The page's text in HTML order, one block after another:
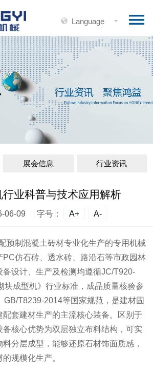
Language
展会信息 行业资讯
行业科普与技术应用解析
06-09 字号： A+ A-
制混凝土砖材专业化生产的专用机械
仿石砖、透水砖、路沿石等市政园林
设计、生产及检测均遵循JC/T920-
块成型机》行业标准，成品质量核验参
GB/T8239-2014等国家规范，是建材固
配套建材生产的主流核心装备。区别于
核心优势为双层独立布料结构，可实
分层成型，能够还原石材饰面质感，
规模化生产。